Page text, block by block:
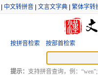
中文转拼音 文言文字典 繁体字转
按拼音检索 按部首检索
提示： 支持拼音查询，例：